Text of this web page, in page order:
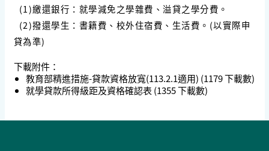
(1)繳還銀行：就學減免之學雜費、溢貸之學分費。
(2)撥還學生：書籍費、校外住宿費、生活費。(以實際申
貸為準)
下載附件：
教育部精進措施-貸款資格放寬(113.2.1適用) (1179 下載數)
就學貸款所得級距及資格確認表 (1355 下載數)